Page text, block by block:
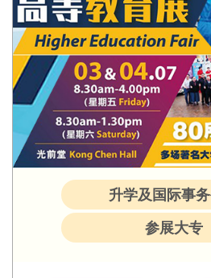
升学及国际事
参展大专